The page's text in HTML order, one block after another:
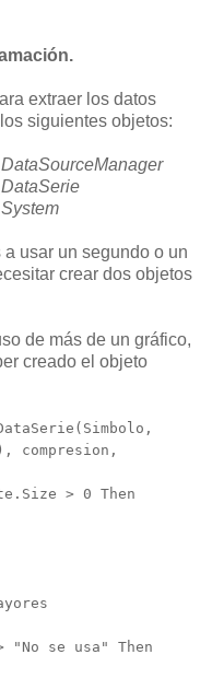
extraer los datos
siguientes objetos:
usar un segundo o un
crear dos objetos
de más de un gráfico,
creado el objeto
compresion,
> 0 Then
se usa" Then